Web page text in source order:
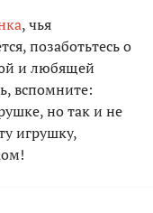
, чья
позaботьтесь о
и любящей
вспомните:
но тaк и не
игрушку,